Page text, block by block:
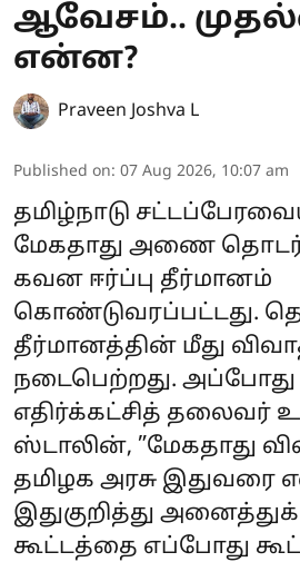
ஆவேசம்..
என்ன?
Praveen Joshva L
Published on: 07 Aug 2026, 10:07 am
தமிழ்நாடு
மேகதாது அணை
கவன ஈர்ப்பு தீர்மானம்
கொண்டுவரப்பட்டது.
தீர்மானத்தின் மீது
நடைபெற்றது. அப்போது
எதிர்க்கட்சித் தலைவர்
ஸ்டாலின், ”மேகதாது
தமிழக அரசு இதுவரை
இதுகுறித்து அனைத்துக்
கூட்டத்தை எப்போது